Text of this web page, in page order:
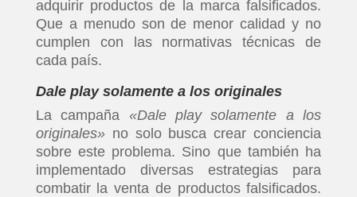
adquirir productos de la marca falsificados.
Que a menudo son de menor calidad y no
cumplen con las normativas técnicas de
cada país.
Dale play solamente a los originales
La campaña «Dale play solamente a los
originales»no solo busca crear conciencia
sobre este problema. Sino que también ha
implementado diversas estrategias para
combatir la venta de productos falsificados.